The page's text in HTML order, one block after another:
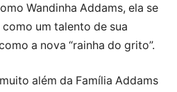
Wandinha Addams, ela se
um talento de sua
a nova “rainha do grito”.
além da Família Addams